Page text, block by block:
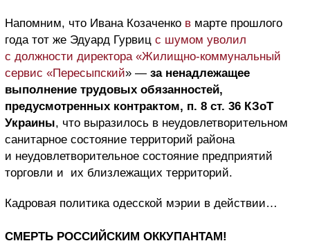
Напомним, что Ивана Козаченко в марте прошлого
года тот же Эдуард Гурвиц с шумом уволил
с должности директора «Жилищно-коммунальный
сервис «Пересыпский» — за ненадлежащее
выполнение трудовых обязанностей,
предусмотренных контрактом, п. 8 ст. 36 КЗоТ
Украины, что выразилось в неудовлетворительном
санитарное состояние территорий района
и неудовлетворительное состояние предприятий
торговли и их близлежащих территорий.
Кадровая политика одесской мэрии в действии…
СМЕРТЬ РОССИЙСКИМ ОККУПАНТАМ!